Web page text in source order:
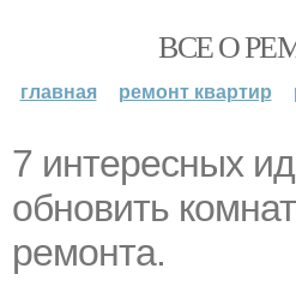
ВСЕ О
главная ремонт квартир
7 интересных
обновить
ремонта.